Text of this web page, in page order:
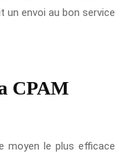
un envoi au bon service
CPAM
moyen le plus efficace